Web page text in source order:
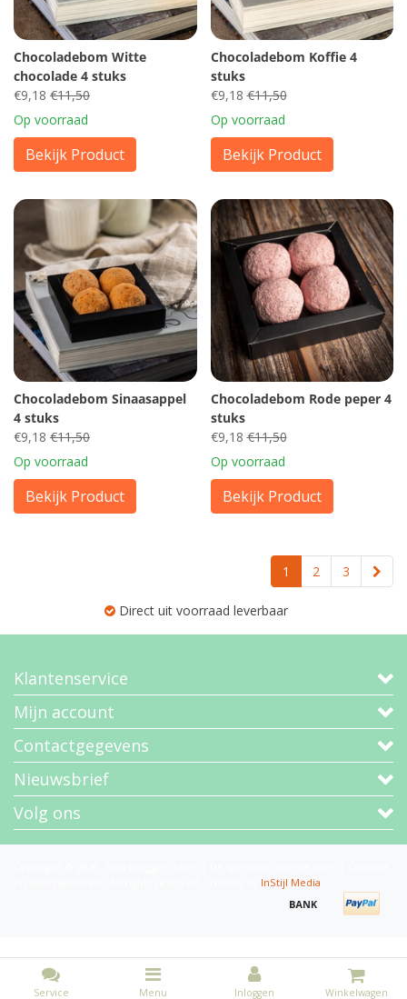
Chocoladebom Witte
chocolade 4 stuks
€9,18 €11,50
Op voorraad
Bekijk Product
Chocoladebom Koffie 4
stuks
€9,18 €11,50
Op voorraad
Bekijk Product
Chocoladebom Sinaasappel
4 stuks
€9,18 €11,50
Op voorraad
Bekijk Product
Chocoladebom Rode peper 4
stuks
€9,18 €11,50
Op voorraad
Bekijk Product
1 2 3
Direct uit voorraad leverbaar
Klantenservice
Mijn account
Contactgegevens
Nieuwsbrief
Volg ons
InStijl Media
Service Menu Inloggen Winkelwagen